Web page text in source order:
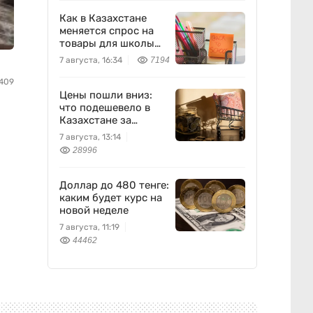
Как в Казахстане
меняется спрос на
товары для школы
перед новым
учебным годом —
Ads
7 августа, 16:34 7194
Цены пошли вниз:
что подешевело в
Казахстане за
неделю
7 августа, 13:14
28996
Доллар до 480 тенге:
каким будет курс на
новой неделе
7 августа, 11:19
44462